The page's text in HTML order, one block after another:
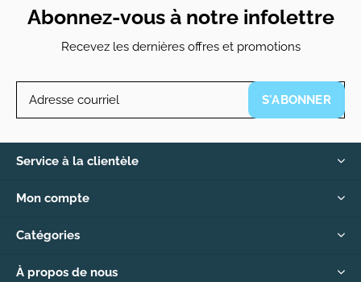
Abonnez-vous à notre infolettre
Recevez les dernières offres et promotions
S'ABONNER
Service à la clientèle
Mon compte
Catégories
À propos de nous